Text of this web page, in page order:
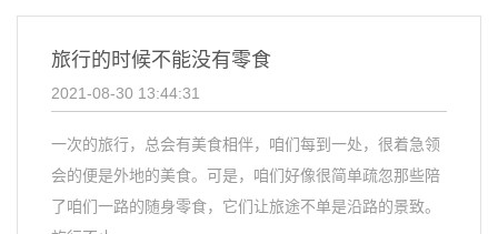
旅行的时候不能没有零食
2021-08-30 13:44:31
一次的旅行，总会有美食相伴，咱们每到一处，很着急领
会的便是外地的美食。可是，咱们好像很简单疏忽那些陪
了咱们一路的随身零食，它们让旅途不单是沿路的景致。